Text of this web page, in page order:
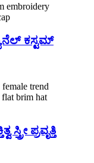
ಕಸ್ಟಮ್
ಪ್ರವೃತ್ತಿ